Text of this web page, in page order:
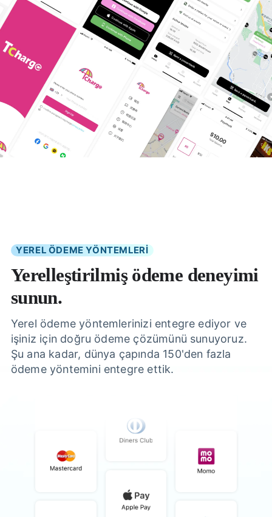
YEREL ÖDEME YÖNTEMLERİ
Yerelleştirilmiş ödeme deneyimi
sunun.
Yerel ödeme yöntemlerinizi entegre ediyor ve
işiniz için doğru ödeme çözümünü sunuyoruz.
Şu ana kadar, dünya çapında 150'den fazla
ödeme yöntemini entegre ettik.